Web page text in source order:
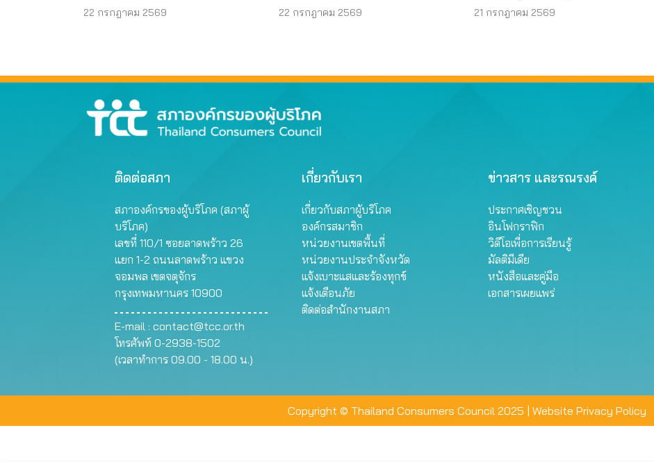
22 กรกฎาคม 2569 22 กรกฎาคม 2569
สูญแล้วกว่า 521 ล้านบาท
21 กรกฎาคม 2569
ติดต่อสภา
สภาองค์กรของผู้บริโภค (สภาผู้
บริโภค)
เลขที่ 110/1 ซอยลาดพร้าว 26
แยก 1-2 ถนนลาดพร้าว แขวง
จอมพล เขตจตุจักร
กรุงเทพมหานคร 10900
E-mail : contact@tcc.or.th
โทรศัพท์ 0-2938-1502
(เวลาทำการ 09.00 - 18.00 น.)
เกี่ยวกับเรา
เกี่ยวกับสภาผู้บริโภค
องค์กรสมาชิก
หน่วยงานเขตพื้นที่
หน่วยงานประจำจังหวัด
แจ้งเบาะแสและร้องทุกข์
แจ้งเตือนภัย
ติดต่อสำนักงานสภา
ข่าวสาร และรณรงค์
ประกาศเชิญชวน
อินโฟกราฟิก
วิดีโอเพื่อการเรียนรู้
มัลติมีเดีย
หนังสือและคู่มือ
เอกสารเผยแพร่
Copyright © Thailand Consumers Council 2025 | Website Privacy Policy